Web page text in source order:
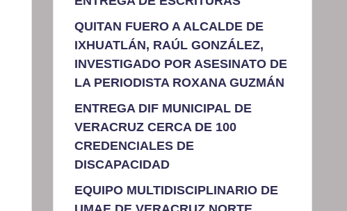
QUITAN FUERO A ALCALDE DE
IXHUATLÁN, RAÚL GONZÁLEZ,
INVESTIGADO POR ASESINATO DE
LA PERIODISTA ROXANA GUZMÁN
ENTREGA DIF MUNICIPAL DE
VERACRUZ CERCA DE 100
CREDENCIALES DE
DISCAPACIDAD
EQUIPO MULTIDISCIPLINARIO DE